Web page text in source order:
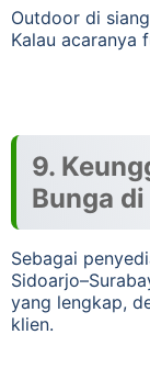
Outdoor di
Kalau acaranya
9.
Bunga
Sebagai
yang lengkap,
klien.